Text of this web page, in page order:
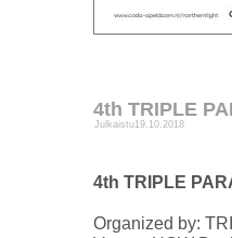
4th TRIPLE
Julkaistu19.10.2018
4th TRIPLE
Organized by: